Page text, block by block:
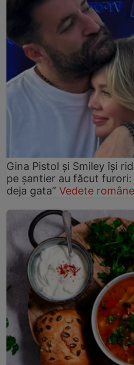
Gina Pistol și Smiley își
pe șantier au făcut
deja gata” Vedete